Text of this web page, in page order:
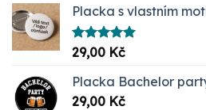
Placka s vlastním
Hodnocení
5.00
29,00 Kč
Placka Bachelor
29,00 Kč